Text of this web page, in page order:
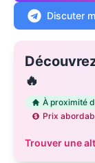
Discuter
🔥
À proximité
Prix
Trouver une